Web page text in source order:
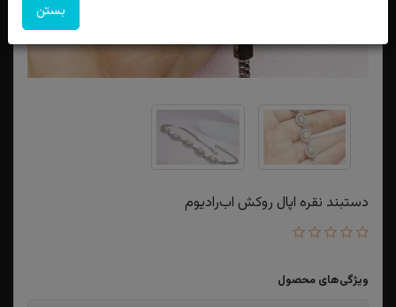
دستبند نقره اپال روکش اب‌رادیوم
ویژگی‌های محصول
بستن